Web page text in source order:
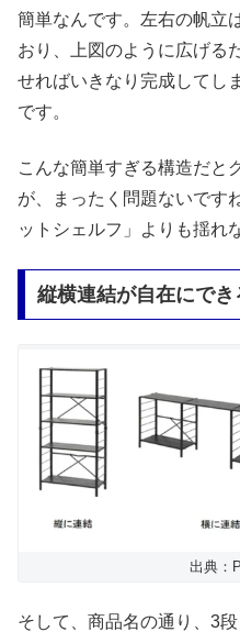
簡単なんです。左右の帆立
おり、上図のように広げる
せればいきなり完成してし
です。
こんな簡単すぎる構造だと
が、まったく問題ないです
ットシェルフ」よりも揺れ
縦横連結が自在にでき
出典：
そして、商品名の通り、3